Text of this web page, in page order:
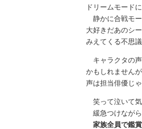
ドリームモード
静かに合戦モー
大好きだあのシ
みえてくる不思議
キャラクタの声
かもしれません
声は担当俳優じ
笑って泣いて気
緩急つけながら
家族全員で鑑